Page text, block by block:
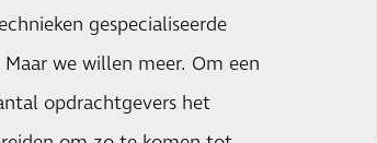
gespecialiseerde
we willen meer. Om een
opdrachtgevers het